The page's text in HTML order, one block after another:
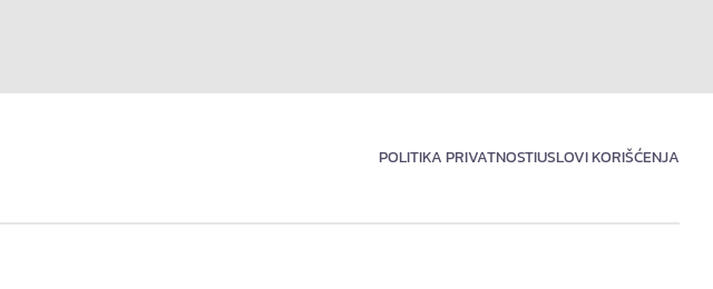
POLITIKA PRIVATNOSTIUSLOVI KORIŠĆENJA